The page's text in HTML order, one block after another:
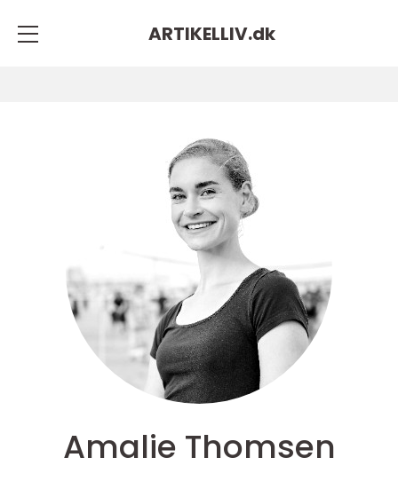
ARTIKELLIV.dk
Amalie Thomsen